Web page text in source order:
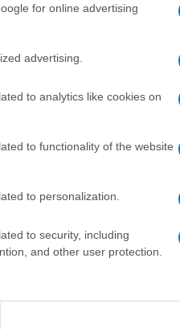
for online advertising
advertising.
to analytics like cookies on
to functionality of the website
to personalization.
to security, including
and other user protection.
ΠΑΙΔΕΙΑ
Επιστροφή ποσού
υπηρετούν στην
τόπο υπηρεσίας
29/06/2026 -
Βάσεις 2026: